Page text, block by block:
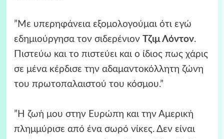
”Με υπερηφάνεια εξομολογούμαι ότι εγώ
εδημιούργησα τον σιδερένιον
Τζιμ Λόντον.
Πιστεύω και το πιστεύει και ο ίδιος πως χάρις
σε μένα κέρδισε την αδαμαντοκόλλητη ζώνη
του πρωτοπαλαιστού του κόσμου.”
”Η ζωή μου στην Ευρώπη και την Αμερική
πλημμύρισε από ένα σωρό νίκες. Δεν είναι